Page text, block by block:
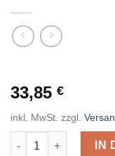
33,85 €
inkl. MwSt. zzgl.
AKE
IN